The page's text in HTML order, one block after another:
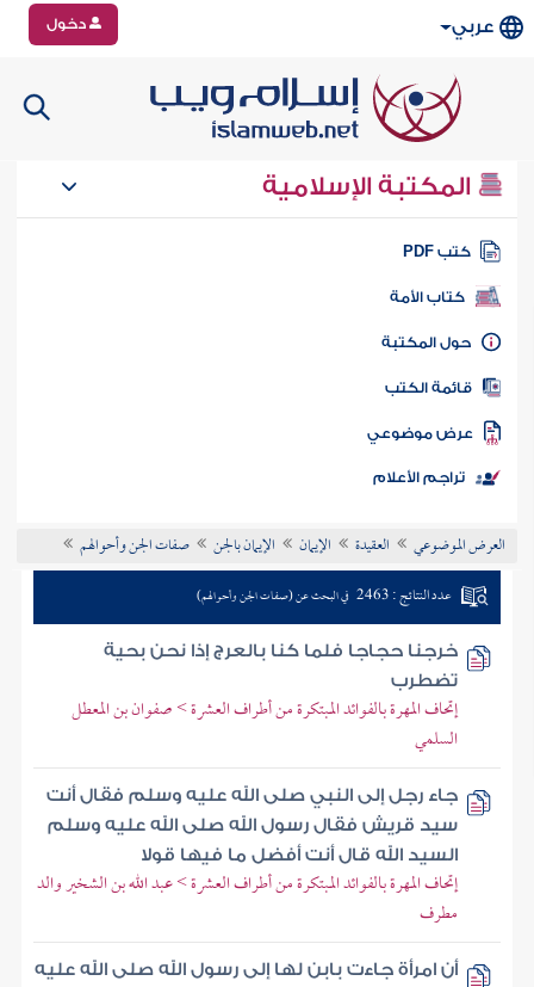
عربي دخول
المكتبة الإسلامية
كتب PDF
كتاب الأمة
المكتبة
الكتب
موضوعي
تراجم الأعلام
العرض الموضوعي العقيدة الإيمان الإيمان بالجن صفات الجن وأحوالهم
عدد النتائج : 2463 في البحث عن (صفات الجن وأحوالهم)
خرجنا حجاجا فلما كنا بالعرج إذا نحن بحية
تضطرب
إتحاف المهرة بالفوائد المبتكرة من أطراف العشرة > صفوان بن المعطل
السلمي
جاء رجل إلى النبي صلى الله عليه وسلم فقال أنت
سيد قريش فقال رسول الله صلى الله عليه وسلم
السيد الله قال أنت أفضل ما فيها قولا
إتحاف المهرة بالفوائد المبتكرة من أطراف العشرة > عبد الله بن الشخير والد
مطرف
أن امرأة جاءت بابن لها إلى رسول الله صلى الله عليه